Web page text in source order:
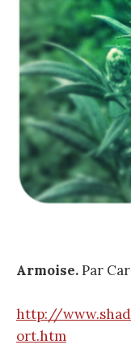
Armoise.Par
http://
ort.htm